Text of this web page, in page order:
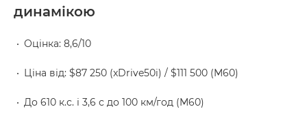
динамікою
Оцінка: 8,6/10
Ціна від: $87 250 (xDrive50i) / $111 500 (M60)
До 610 к.с. і 3,6 с до 100 км/год (M60)